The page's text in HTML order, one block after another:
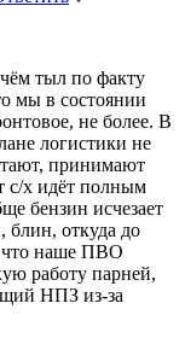
тыл по факту
мы в состоянии
не более. В
логистики не
принимают
с/х идёт полным
бензин исчезает
откуда до
что наше ПВО
работу парней,
НПЗ из-за